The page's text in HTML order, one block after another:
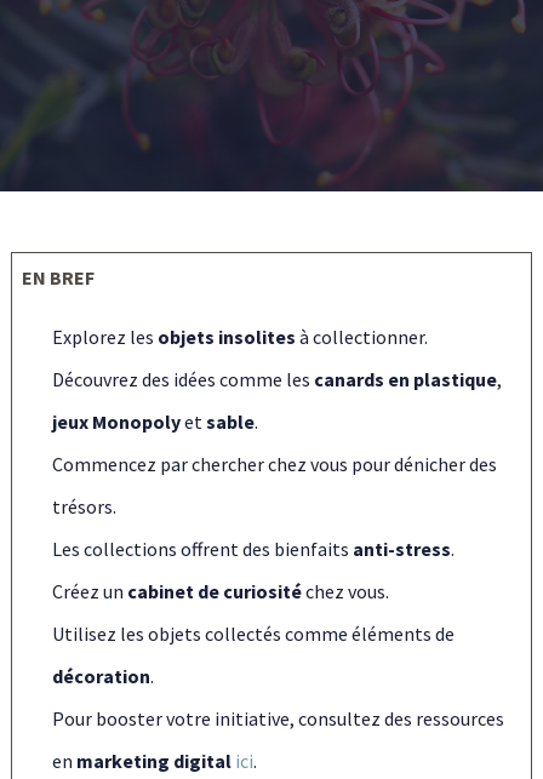
EN BREF
Explorez les objets insolites à collectionner.
Découvrez des idées comme les canards en plastique,
jeux Monopolyetsable.
Commencez par chercher chez vous pour dénicher des
trésors.
Les collections offrent des bienfaits anti-stress.
Créez un cabinet de curiositéchez vous.
Utilisez les objets collectés comme éléments de
décoration.
Pour booster votre initiative, consultez des ressources
en marketing digital ici.